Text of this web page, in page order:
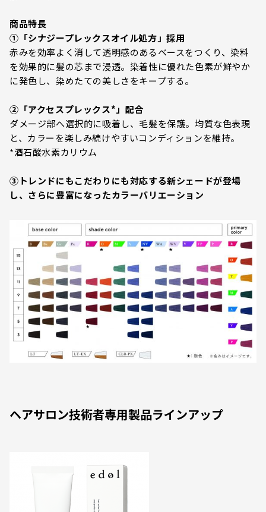
商品特長
➀「シナジープレックスオイル処方」採用
赤みを効率よく消して透明感のあるベースをつくり、染料
を効果的に髪の芯まで浸透。染着性に優れた色素が鮮やか
に発色し、染めたての美しさをキープする。
➁「アクセスプレックス*」配合
ダメージ部へ選択的に吸着し、毛髪を保護。均質な色表現
と、カラーを楽しみ続けやすいコンディションを維持。
*酒石酸水素カリウム
③トレンドにもこだわりにも対応する新シェードが登場
し、さらに豊富になったカラーバリエーション
ヘアサロン技術者専用製品ラインアップ